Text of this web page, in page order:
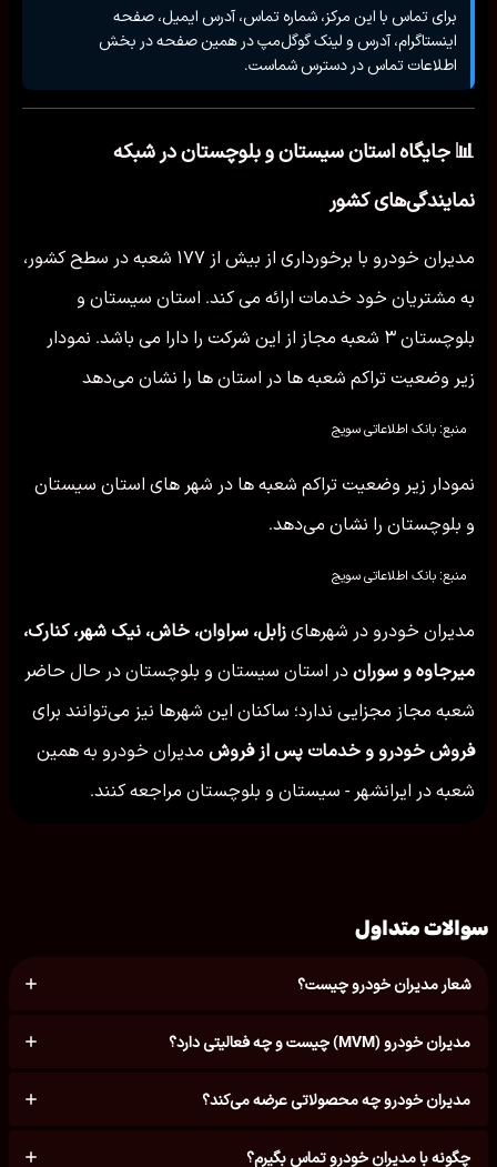
برای تماس با این مرکز، شماره تماس، آدرس ایمیل، صفحه
اینستاگرام، آدرس و لینک گوگل‌مپ در همین صفحه در بخش
اطلاعات تماس در دسترس شماست.
📊 جایگاه استان سیستان و بلوچستان در شبکه
نمایندگی‌های کشور
مدیران خودرو با برخورداری از بیش از ۱۷۷ شعبه در سطح کشور،
به مشتریان خود خدمات ارائه می کند. استان سیستان و
بلوچستان ۳ شعبه مجاز از این شرکت را دارا می باشد. نمودار
زیر وضعیت تراکم شعبه ها در استان ها را نشان می‌دهد
منبع: بانک اطلاعاتی سویج
نمودار زیر وضعیت تراکم شعبه ها در شهر های استان سیستان
و بلوچستان را نشان می‌دهد.
منبع: بانک اطلاعاتی سویج
مدیران خودرو در شهرهای زابل، سراوان، خاش، نیک شهر، کنارک،
میرجاوه و سوران در استان سیستان و بلوچستان در حال حاضر
شعبه مجاز مجزایی ندارد؛ ساکنان این شهرها نیز می‌توانند برای
فروش خودرو و خدمات پس از فروش مدیران خودرو به همین
شعبه در ایرانشهر - سیستان و بلوچستان مراجعه کنند.
سوالات متداول
شعار مدیران خودرو چیست؟
مدیران خودرو (MVM) چیست و چه فعالیتی دارد؟
مدیران خودرو چه محصولاتی عرضه می‌کند؟
چگونه با مدیران خودرو تماس بگیرم؟